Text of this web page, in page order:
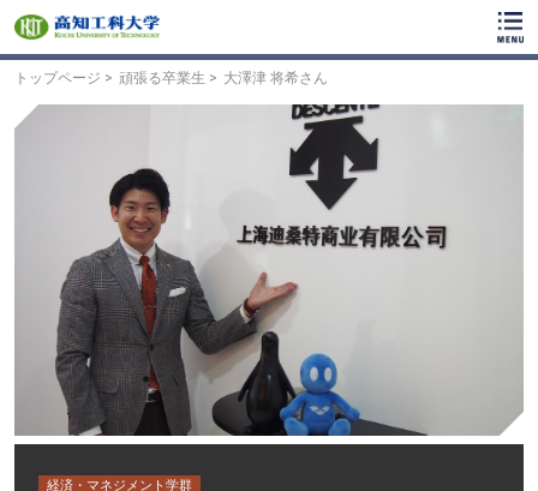
ッ
トップページ 頑張る卒業生 大澤津 将希さん
経済・マネジメント学群